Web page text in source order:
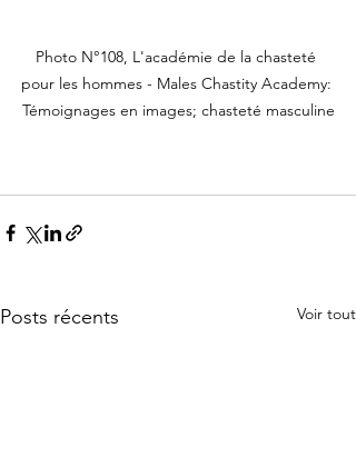
Photo N°108, L'académie de la chasteté
pour les hommes - Males Chastity Academy:
Témoignages en images; chasteté masculine
Posts récents Voir tout